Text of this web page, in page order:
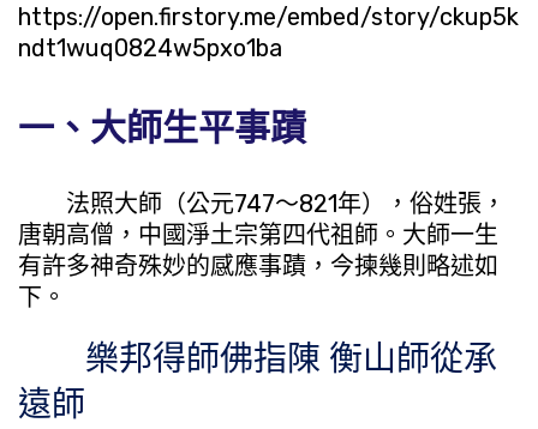
https://open.firstory.me/embed/story/ckup5k
ndt1wuq0824w5pxo1ba
一、大師生平事蹟
法照大師（公元747～821年），俗姓張，
唐朝高僧，中國淨土宗第四代祖師。大師一生
有許多神奇殊妙的感應事蹟，今揀幾則略述如
下。
樂邦得師佛指陳 衡山師從承
遠師